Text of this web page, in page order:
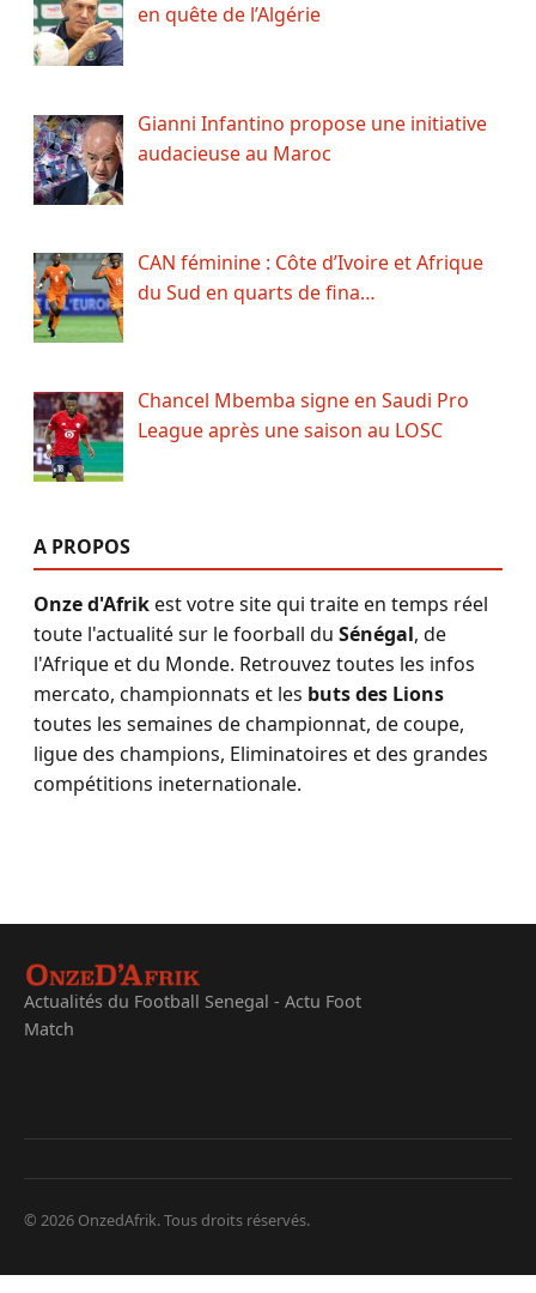
en quête de l’Algérie
Gianni Infantino propose une initiative
audacieuse au Maroc
CAN féminine : Côte d’Ivoire et Afrique
du Sud en quarts de fina…
Chancel Mbemba signe en Saudi Pro
League après une saison au LOSC
A PROPOS
Onze d'Afrikest votre site qui traite en temps réel
toute l'actualité sur le foorball du Sénégal, de
l'Afrique et du Monde. Retrouvez toutes les infos
mercato, championnats et les buts des Lions
toutes les semaines de championnat, de coupe,
ligue des champions, Eliminatoires et des grandes
compétitions ineternationale.
Actualités du Football Senegal - Actu Foot
Match
© 2026 OnzedAfrik. Tous droits réservés.